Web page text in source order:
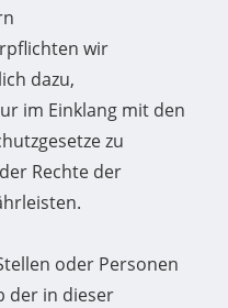
wir
dazu,
im Einklang mit den
zu
Rechte der
oder Personen
der in dieser